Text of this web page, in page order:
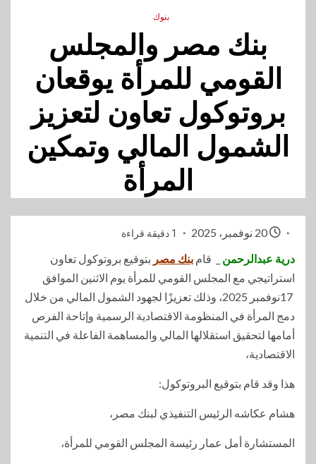
بنوك
بنك مصر والمجلس
القومي للمرأة يوقعان
بروتوكول تعاون لتعزيز
الشمول المالي وتمكين
المرأة
1 دقيقة قراءة
درية عبدالرحمن _ قام بنك مصر بتوقيع بروتوكول تعاون
استراتيجي مع المجلس القومي للمرأة يوم الاثنين الموافق
17نوفمبر 2025، وذلك تعزيزًا لجهود الشمول المالي من خلال
دمج المرأة في المنظومة الاقتصادية الرسمية وإتاحة الفرص
أمامها لتحقيق استقلالها المالي والمساهمة الفاعلة في التنمية
الاقتصادية،
هذا وقد قام بتوقيع البروتوكول:
هشام عكاشه الرئيس التنفيذي لبنك مصر،
المستشارة أمل عمار رئيسة المجلس القومي للمرأة،